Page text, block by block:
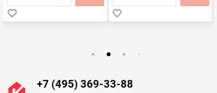
+7 (495) 369-33-88